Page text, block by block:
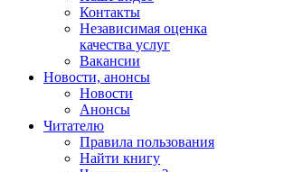
Контакты
Независимая оценка
качества услуг
Вакансии
Новости, анонсы
Новости
Анонсы
Читателю
Правила пользования
Найти книгу